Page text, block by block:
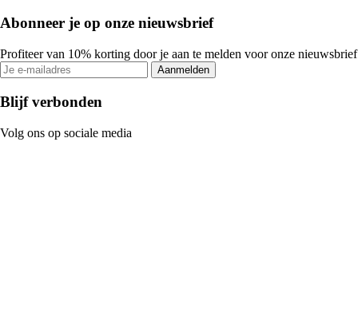
Abonneer je op onze nieuwsbrief
Profiteer van 10% korting door je aan te melden voor onze nieuwsbrief
Aanmelden
Blijf verbonden
Volg ons op sociale media